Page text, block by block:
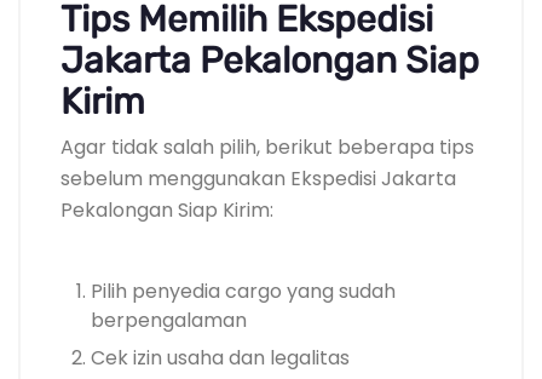
Tips Memilih Ekspedisi
Jakarta Pekalongan Siap
Kirim
Agar tidak salah pilih, berikut beberapa tips
sebelum menggunakan Ekspedisi Jakarta
Pekalongan Siap Kirim:
Pilih penyedia cargo yang sudah
berpengalaman
Cek izin usaha dan legalitas